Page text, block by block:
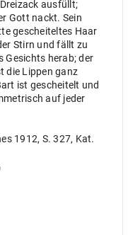
ausfüllt;
Gott nackt. Sein
gescheiteltes Haar
Stirn und fällt zu
Gesichts herab; der
die Lippen ganz
ist gescheitelt und
auf jeder
1912, S. 327, Kat.